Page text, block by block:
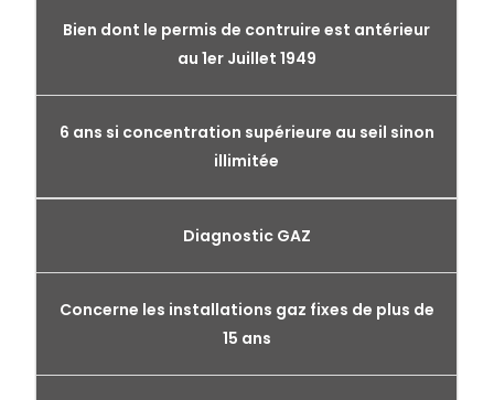
Bien dont le permis de contruire est antérieur
au 1er Juillet 1949
6 ans si concentration supérieure au seil sinon
illimitée
Diagnostic GAZ
Concerne les installations gaz fixes de plus de
15 ans